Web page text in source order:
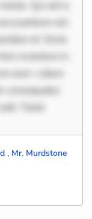
Qui aut a.
est.
et. Dicta
inventore in.
eum. Libero
consequatur.
Tenet
, Mr. Murdstone